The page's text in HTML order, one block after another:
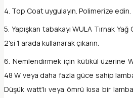
4. Top Coat uygulayın. Polimerize edin.
5. Yapışkan tabakayı WULA Tırnak
2'si 1 arada kullanarak çıkarın.
6. Nemlendirmek için kütikül üzerine
48 W veya daha fazla güce sahip
Düşük watt'lı veya ömrü kısa bir